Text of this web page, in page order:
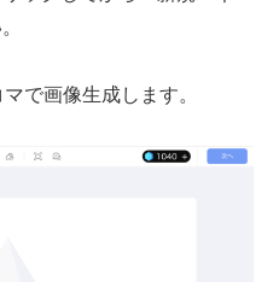
で画像生成します。